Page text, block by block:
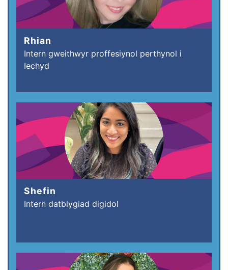
Rhian
Intern gweithwyr proffesiynol perthynol i
Iechyd
Shefin
Intern datblygiad digidol